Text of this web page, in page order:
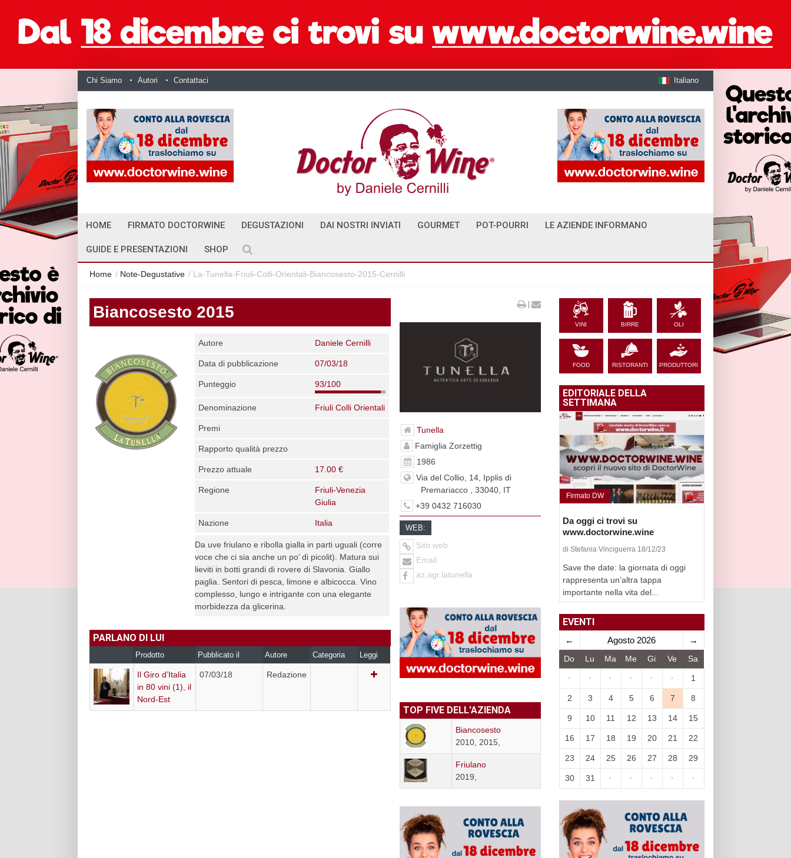
Chi Siamo Autori Contattaci Italiano
HOME FIRMATO DOCTORWINE DEGUSTAZIONI DAI NOSTRI INVIATI GOURMET POT-POURRI LE AZIENDE INFORMANO
GUIDE E PRESENTAZIONI SHOP
Home / Note-Degustative / La-Tunella-Friuli-Colli-Orientali-Biancosesto-2015-Cernilli
Biancosesto 2015
Autore Daniele Cernilli
Data di pubblicazione 07/03/18
Punteggio 93/100
Denominazione Friuli Colli Orientali
Premi
Rapporto qualità prezzo
Prezzo attuale 17.00 €
Regione
Friuli-Venezia
Giulia
Nazione Italia
Da uve friulano e ribolla gialla in parti uguali (corre
voce che ci sia anche un po’ di picolit). Matura sui
lieviti in botti grandi di rovere di Slavonia. Giallo
paglia. Sentori di pesca, limone e albicocca. Vino
complesso, lungo e intrigante con una elegante
morbidezza da glicerina.
PARLANO DI LUI
Prodotto Pubblicato il Autore Categoria Leggi
Il Giro d’Italia
in 80 vini (1), il
Nord-Est
07/03/18 Redazione
|
Tunella
Famiglia Zorzettig
1986
Via del Collio, 14, Ipplis di
Premariacco , 33040, IT
+39 0432 716030
WEB:
Sito web
Email
az.agr.latunella
TOP FIVE DELL'AZIENDA
Biancosesto
2010, 2015,
Friulano
2019,
VINI BIRRE OLI
FOOD RISTORANTI PRODUTTORI
EDITORIALE DELLA
SETTIMANA
Firmato DW
Da oggi ci trovi su
www.doctorwine.wine
di Stefania Vinciguerra 18/12/23
Save the date: la giornata di oggi
rappresenta un’altra tappa
importante nella vita del...
EVENTI
← Agosto 2026 →
Do Lu Ma Me Gi Ve Sa
· · · · · · 1
2 3 4 5 6 7 8
9 10 11 12 13 14 15
16 17 18 19 20 21 22
23 24 25 26 27 28 29
30 31 · · · · ·